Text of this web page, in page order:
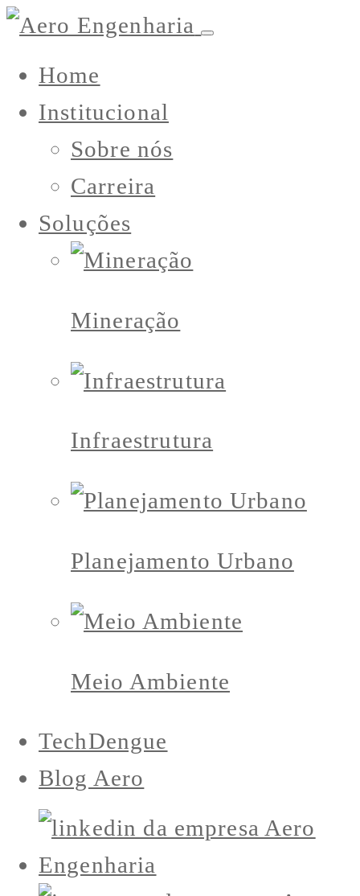
Home
Institucional
Sobre nós
Carreira
Soluções
Mineração
Infraestrutura
Planejamento Urbano
Meio Ambiente
TechDengue
Blog Aero